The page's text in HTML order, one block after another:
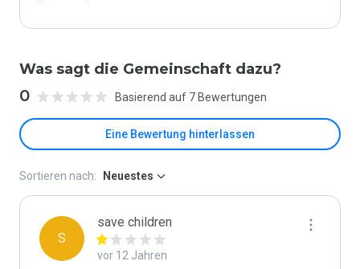
Was sagt die Gemeinschaft dazu?
0 Basierend auf 7 Bewertungen
Eine Bewertung hinterlassen
Sortieren nach: Neuestes
S
save children
vor 12 Jahren